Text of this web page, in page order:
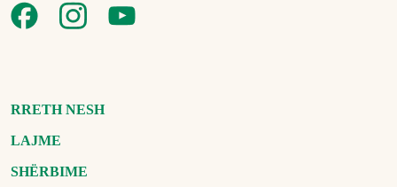
RRETH NESH
LAJME
SHËRBIME